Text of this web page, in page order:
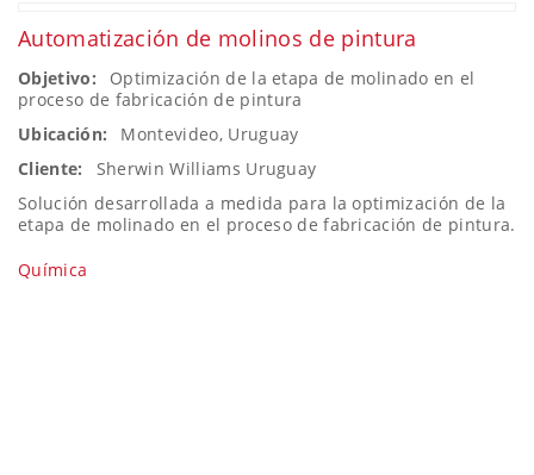
Automatización de molinos de pintura
Objetivo:
Optimización de la etapa de molinado en el
proceso de fabricación de pintura
Ubicación:
Montevideo, Uruguay
Cliente:
Sherwin Williams Uruguay
Solución desarrollada a medida para la optimización de la
etapa de molinado en el proceso de fabricación de pintura.
Química